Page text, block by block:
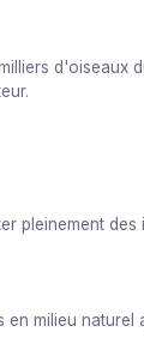
d'oiseaux
pleinement des
milieu